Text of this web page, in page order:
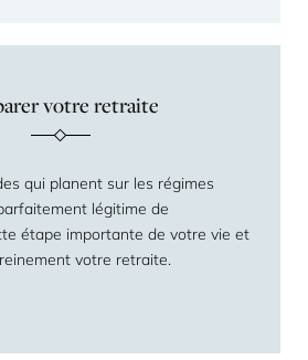
votre retraite
qui planent sur les régimes
légitime de
étape importante de votre vie et
votre retraite.